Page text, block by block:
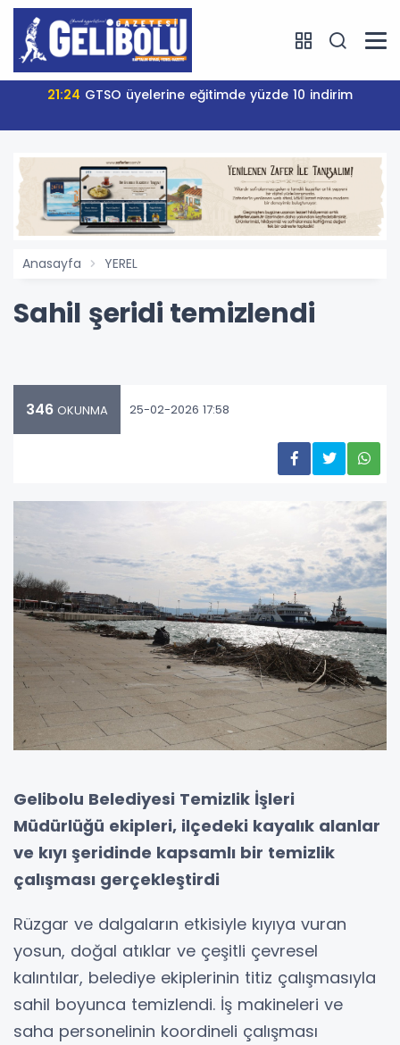
21:24 GTSO üyelerine eğitimde yüzde 10 indirim
Anasayfa YEREL
Sahil şeridi temizlendi
346 OKUNMA 25-02-2026 17:58
Gelibolu Belediyesi Temizlik İşleri
Müdürlüğü ekipleri, ilçedeki kayalık alanlar
ve kıyı şeridinde kapsamlı bir temizlik
çalışması gerçekleştirdi
Rüzgar ve dalgaların etkisiyle kıyıya vuran
yosun, doğal atıklar ve çeşitli çevresel
kalıntılar, belediye ekiplerinin titiz çalışmasıyla
sahil boyunca temizlendi. İş makineleri ve
saha personelinin koordineli çalışması